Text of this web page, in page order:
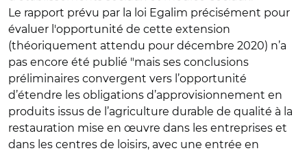
Le rapport prévu par la loi Egalim précisément pour
évaluer l'opportunité de cette extension
(théoriquement attendu pour décembre 2020) n’a
pas encore été publié "mais ses conclusions
préliminaires convergent vers l’opportunité
d’étendre les obligations d’approvisionnement en
produits issus de l’agriculture durable de qualité à la
restauration mise en œuvre dans les entreprises et
dans les centres de loisirs, avec une entrée en